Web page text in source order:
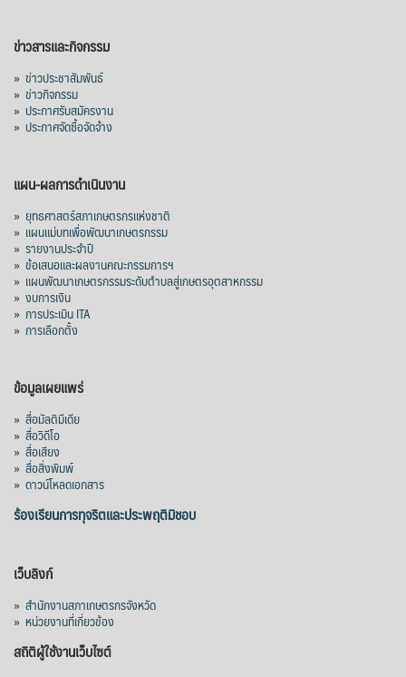
ส่งออกมันครึ่งปี 69 ปริมาณ 2.52 ล้านตัน
ลด 51.63% ยังดีที่ราคาขายดีกว่าปีก่อน
mgronline.com
View on Facebook
สภาเกษตรกรแห่งชาติ
1 day ago
คณะรัฐมนตรี อนุมัติโครงการอ่างเก็บน้ำ
คลองวังโตนด วงเงิน 7,200 ล้านบาท สะท้อน
ผลสำเร็จการผลักดันข้อเสนอเชิงนโยบายของ
อนุมัติโครงการอ่างเก็บน้ำคลองวังโตนด
จังหวัดจันทบุรี กรอบวงเงิน 7,200 ล้านบาท
กำหนดระยะเวลาดำเนินงาน 7 ปี (พ.ศ. 2570–
2576) โดยโครงการมีความจุ 99.50 ล้าน
ลูกบาศก์เมตร สามารถสนับสนุนพื้นที่
ชลประทานกว่า 87,700 ไร่ เพิ่ม
View on Facebook
ข่าวสารและกิจกรรม
» ข่าวประชาสัมพันธ์
» ข่าวกิจกรรม
» ประกาศรับสมัครงาน
» ประกาศจัดซื้อจัดจ้าง
แผน-ผลการดำเนินงาน
» ยุทธศาสตร์สภาเกษตรกรแห่งชาติ
» แผนแม่บทเพื่อพัฒนาเกษตรกรรม
» รายงานประจำปี
» ข้อเสนอและผลงานคณะกรรมการฯ
» แผนพัฒนาเกษตรกรรมระดับตำบลสู่เกษตรอุตสาหกรรม
» งบการเงิน
» การประเมิน ITA
» การเลือกตั้ง
ข้อมูลเผยแพร่
» สื่อมัลติมีเดีย
» สื่อวิดีโอ
» สื่อเสียง
» สื่อสิ่งพิมพ์
» ดาวน์โหลดเอกสาร
ร้องเรียนการทุจริตและประพฤติมิชอบ
เว็บลิงก์
» สำนักงานสภาเกษตรกรจังหวัด
» หน่วยงานที่เกี่ยวข้อง
สถิติผู้ใช้งานเว็บไซต์